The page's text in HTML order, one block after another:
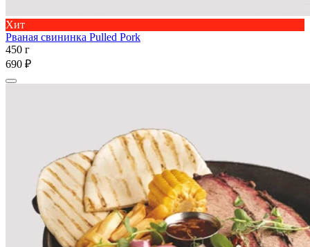
Хит
Рваная свининка Pulled Pork
450 г
690 ₽